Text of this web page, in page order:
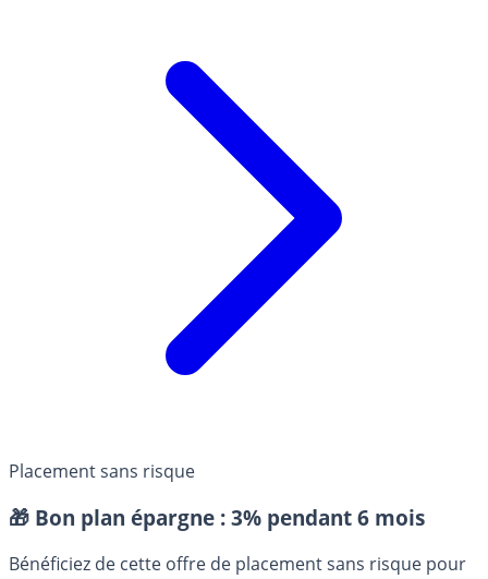
Placement sans risque
🎁 Bon plan épargne : 3% pendant 6 mois